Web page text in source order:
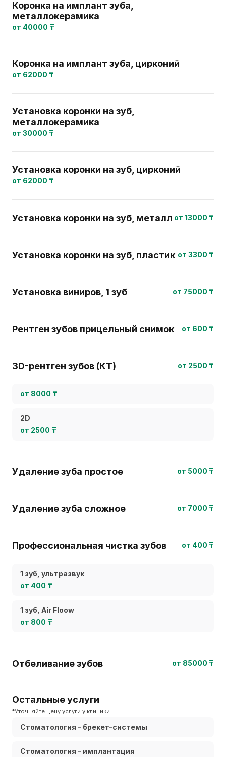
Коронка на имплант зуба,
металлокерамика
от 40000 ₸
Коронка на имплант зуба, цирконий
от 62000 ₸
Установка коронки на зуб,
металлокерамика
от 30000 ₸
Установка коронки на зуб, цирконий
от 62000 ₸
Установка коронки на зуб, металл от 13000 ₸
Установка коронки на зуб, пластик от 3300 ₸
Установка виниров, 1 зуб от 75000 ₸
Рентген зубов прицельный снимок от 600 ₸
3D-рентген зубов (КТ) от 2500 ₸
от 8000 ₸
2D
от 2500 ₸
Удаление зуба простое от 5000 ₸
Удаление зуба сложное от 7000 ₸
Профессиональная чистка зубов от 400 ₸
1 зуб, ультразвук
от 400 ₸
1 зуб, Air Floow
от 800 ₸
Отбеливание зубов от 85000 ₸
Остальные услуги
*Уточняйте цену услуги у клиники
Стоматология - брекет-системы
Стоматология - имплантация